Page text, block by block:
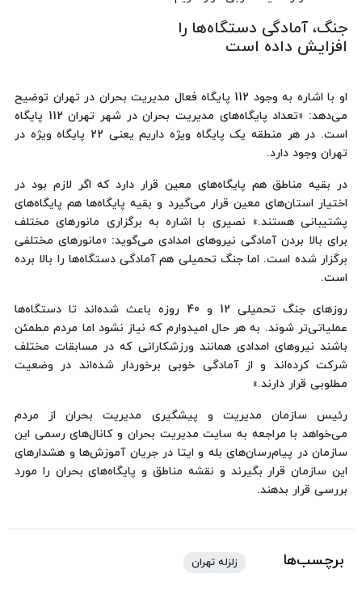
جنگ، آمادگی دستگاه‌ها را
افزایش داده است
او با اشاره به وجود 112 پایگاه فعال مدیریت بحران در تهران توضیح
می‌دهد: «تعداد پایگاه‌های مدیریت بحران در شهر تهران 112 پایگاه
است. در هر منطقه یک پایگاه ویژه داریم یعنی 22 پایگاه ویژه در
تهران وجود دارد.
در بقیه مناطق هم پایگاه‌های معین قرار دارد که اگر لازم بود در
اختیار استان‌های معین قرار می‌گیرد و بقیه پایگاه‌ها هم پایگاه‌های
پشتیبانی هستند.» نصیری با اشاره به برگزاری مانورهای مختلف
برای بالا بردن آمادگی نیروهای امدادی می‌گوید: «مانورهای مختلفی
برگزار شده است. اما جنگ تحمیلی هم آمادگی دستگاه‌ها را بالا برده
است.
روزهای جنگ تحمیلی 12 و 40 روزه باعث شده‌اند تا دستگاه‌ها
عملیاتی‌تر شوند. به هر حال امیدوارم که نیاز نشود اما مردم مطمئن
باشند نیروهای امدادی همانند ورزشکارانی که در مسابقات مختلف
شرکت کرده‌اند و از آمادگی خوبی برخوردار شده‌اند در وضعیت
مطلوبی قرار دارند.»
رئیس سازمان مدیریت و پیشگیری مدیریت بحران از مردم
می‌خواهد با مراجعه به سایت مدیریت بحران و کانال‌های رسمی این
سازمان در پیام‌رسان‌های بله و ایتا در جریان آموزش‌ها و هشدارهای
این سازمان قرار بگیرند و نقشه مناطق و پایگاه‌های بحران را مورد
بررسی قرار بدهند.
برچسب‌ها زلزله تهران